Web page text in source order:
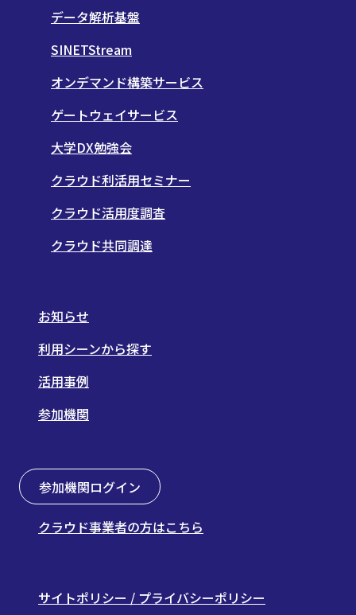
データ解析基盤
SINETStream
オンデマンド構築サービス
ゲートウェイサービス
大学DX勉強会
クラウド利活用セミナー
クラウド活用度調査
クラウド共同調達
お知らせ
利用シーンから探す
活用事例
参加機関
参加機関ログイン
クラウド事業者の方はこちら
サイトポリシー / プライバシーポリシー